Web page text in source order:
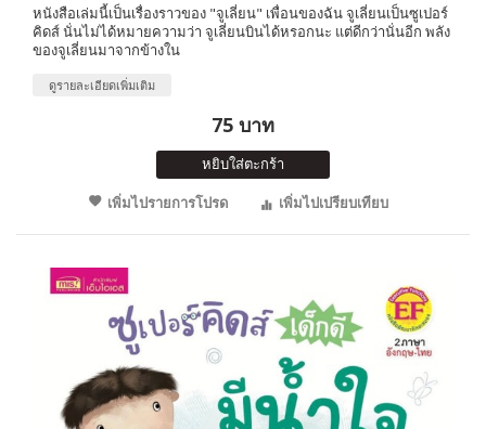
หนังสือเล่มนี้เป็นเรื่องราวของ "จูเลี่ยน" เพื่อนของฉัน จูเลี่ยนเป็นซูเปอร์
คิดส์ นั่นไม่ได้หมายความว่า จูเลี่ยนบินได้หรอกนะ แต่ดีกว่านั่นอีก พลัง
ของจูเลี่ยนมาจากข้างใน
ดูรายละเอียดเพิ่มเติม
75 บาท
หยิบใส่ตะกร้า
เพิ่มไปรายการโปรด
เพิ่มไปเปรียบเทียบ